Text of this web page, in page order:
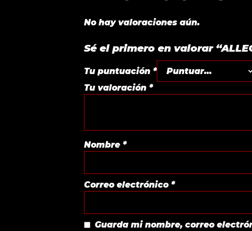
No hay valoraciones aún.
Sé el primero en valorar
Tu puntuación *
Tu valoración *
Nombre *
Correo electrónico *
Guarda mi nombre, correo